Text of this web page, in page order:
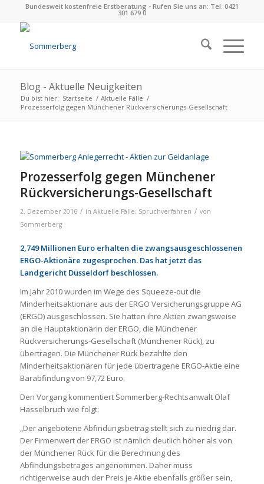
Bundesweit kostenfreie Erstberatung - Rufen Sie uns an: Tel. 0421
301 679 0
Blog - Aktuelle Neuigkeiten
Du bist hier: Startseite / Aktuelle Fälle /
Prozesserfolg gegen Münchener Rückversicherungs-Gesellschaft
Prozesserfolg gegen Münchener
Rückversicherungs-Gesellschaft
2. Dezember 2016 / in Aktuelle Fälle, Spruchverfahren / von
Sommerberg
2,749 Millionen Euro erhalten die zwangsausgeschlossenen
ERGO-Aktionäre zugesprochen. Das hat jetzt das
Landgericht Düsseldorf beschlossen.
Im Jahr 2010 wurden im Wege des Squeeze-out die
Minderheitsaktionäre aus der ERGO Versicherungsgruppe AG
(ERGO) ausgeschlossen. Sie hatten ihre Aktien zwangsweise
an die Hauptaktionärin der ERGO, die Münchener
Rückversicherungs-Gesellschaft (Münchener Rück), zu
übertragen. Die Münchener Rück bezahlte den
Minderheitsaktionären für jede übertragene ERGO-Aktie eine
Barabfindung von 97,72 Euro.
Den Vorgang kommentiert Sommerberg-Rechtsanwalt Olaf
Hasselbruch wie folgt:
„Der angebotene Abfindungsbetrag stellt sich zu niedrig dar.
Der Firmenwert der ERGO ist nämlich deutlich höher als von
der Münchener Rück für die Berechnung des
Abfindungsbetrages angenommen. Daher muss
richtigerweise auch der Preis je Aktie ebenfalls größer sein,